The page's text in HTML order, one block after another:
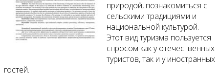
природой, познакомиться с
сельскими традициями и
национальной культурой.
Этот вид туризма пользуется
спросом как у отечественных
туристов, так и у иностранных
гостей.